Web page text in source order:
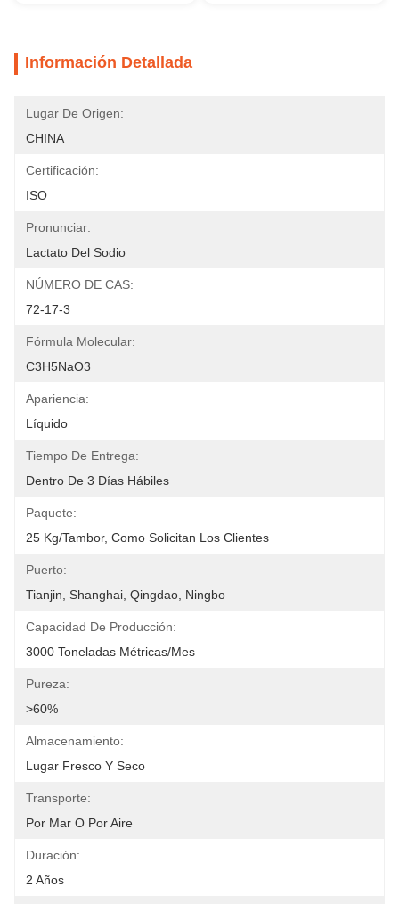
Información Detallada
Lugar De Origen:
CHINA
Certificación:
ISO
Pronunciar:
Lactato Del Sodio
NÚMERO DE CAS:
72-17-3
Fórmula Molecular:
C3H5NaO3
Apariencia:
Líquido
Tiempo De Entrega:
Dentro De 3 Días Hábiles
Paquete:
25 Kg/tambor, Como Solicitan Los Clientes
Puerto:
Tianjin, Shanghai, Qingdao, Ningbo
Capacidad De Producción:
3000 Toneladas Métricas/mes
Pureza:
>60%
Almacenamiento:
Lugar Fresco Y Seco
Transporte:
Por Mar O Por Aire
Duración:
2 Años